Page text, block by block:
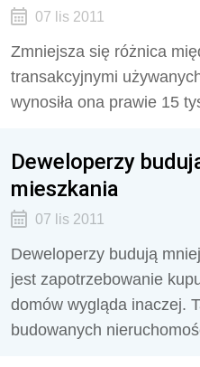
07 lis 2011
Zmniejsza się różnica
transakcyjnymi
wynosiła ona prawie 15
Deweloperzy
mieszkania
07 lis 2011
Deweloperzy budują
jest zapotrzebowanie
domów wygląda inaczej.
budowanych